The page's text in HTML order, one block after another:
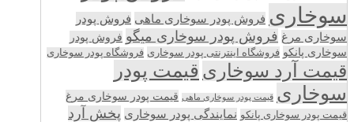
سوخاری فروش پودر سوخاری ماهی فروش پودر
سوخاری مرغ فروش پودر سوخاری میگو فروش پودر
سوخاری پانکو فروشگاه اینترنتی پودر سوخاری فروشگاه پودر سوخاری
قیمت آرد سوخاری قیمت پودر
سوخاری قیمت پودر سوخاری ماهی قیمت پودر سوخاری مرغ
قیمت پودر سوخاری پانکو نمایندگی پودر سوخاری پخش آرد